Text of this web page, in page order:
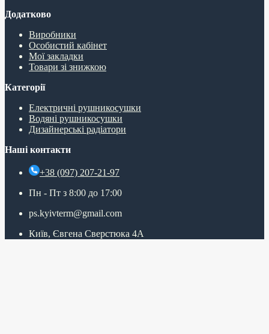
Додатково
Виробники
Особистий кабінет
Мої закладки
Товари зі знижкою
Категорії
Електричні рушникосушки
Водяні рушникосушки
Дизайнерські радіатори
Наші контакти
+38 (097) 207-21-97
Пн - Пт з 8:00 до 17:00
ps.kyivterm@gmail.com
Київ, Євгена Сверстюка 4А